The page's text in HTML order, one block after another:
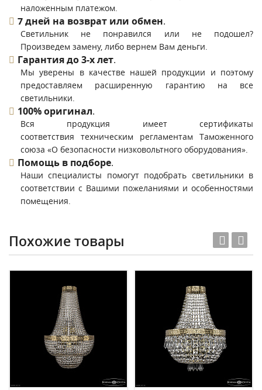
наложенным платежом.
7 дней на возврат или обмен.
Светильник не понравился или не подошел?
Произведем замену, либо вернем Вам деньги.
Гарантия до 3-х лет.
Мы уверены в качестве нашей продукции и поэтому
предоставляем расширенную гарантию на все
светильники.
100% оригинал.
Вся продукция имеет сертификаты
соответствия техническим регламентам Таможенного
союза «О безопасности низковольтного оборудования».
Помощь в подборе.
Наши специалисты помогут подобрать светильники в
соответствии с Вашими пожеланиями и особенностями
помещения.
Похожие товары